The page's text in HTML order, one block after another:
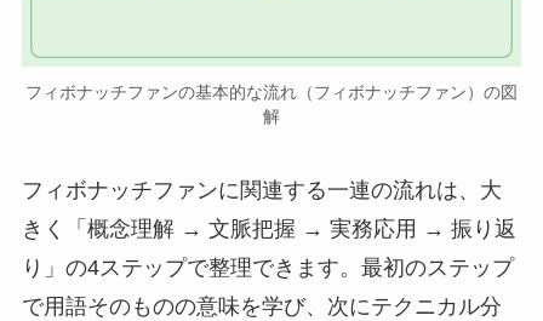
フィボナッチファンの基本的な流れ（フィボナッチファン）の図
解
フィボナッチファンに関連する一連の流れは、大
きく「概念理解 → 文脈把握 → 実務応用 → 振り返
り」の4ステップで整理できます。最初のステップ
で用語そのものの意味を学び、次にテクニカル分